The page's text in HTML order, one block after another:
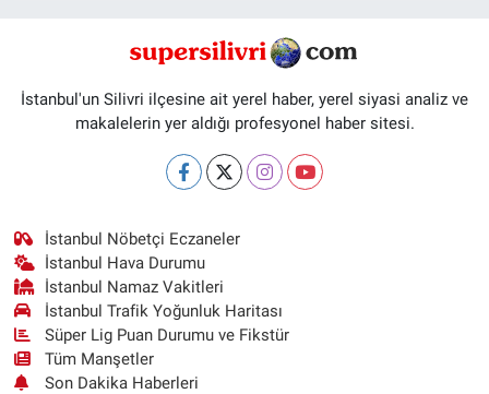
İstanbul'un Silivri ilçesine ait yerel haber, yerel siyasi analiz ve
makalelerin yer aldığı profesyonel haber sitesi.
İstanbul Nöbetçi Eczaneler
İstanbul Hava Durumu
İstanbul Namaz Vakitleri
İstanbul Trafik Yoğunluk Haritası
Süper Lig Puan Durumu ve Fikstür
Tüm Manşetler
Son Dakika Haberleri